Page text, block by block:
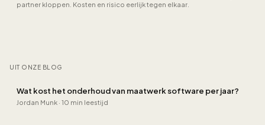
partner kloppen. Kosten en risico eerlijk tegen elkaar.
UIT ONZE BLOG
Wat kost het onderhoud van maatwerk software per jaar?
Jordan Munk · 10 min leestijd